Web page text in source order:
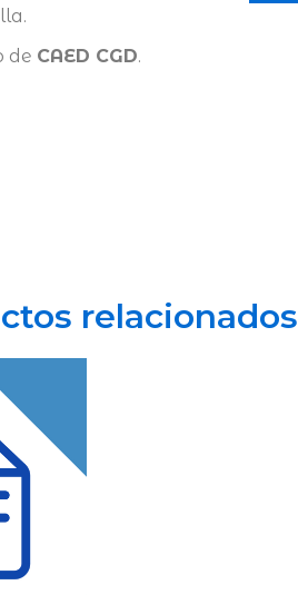
de CAED CGD.
relacionados